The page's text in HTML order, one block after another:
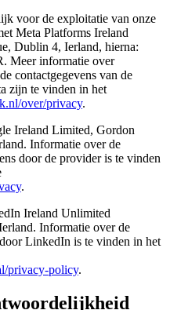
voor de exploitatie van onze
Meta Platforms Ireland
Dublin 4, Ierland, hierna:
Meer informatie over
contactgegevens van de
zijn te vinden in het
over/privacy.
Ireland Limited, Gordon
Informatie over de
door de provider is te vinden
.
Ireland Unlimited
Informatie over de
LinkedIn is te vinden in het
privacy-policy.